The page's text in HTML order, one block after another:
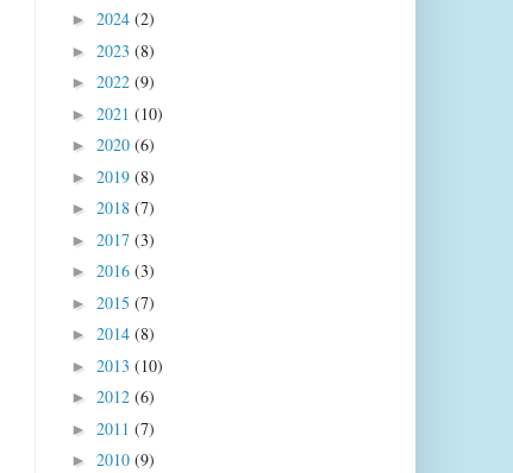
► 2024 (2)
► 2023 (8)
► 2022 (9)
► 2021 (10)
► 2020 (6)
► 2019 (8)
► 2018 (7)
► 2017 (3)
► 2016 (3)
► 2015 (7)
► 2014 (8)
► 2013 (10)
► 2012 (6)
► 2011 (7)
► 2010 (9)